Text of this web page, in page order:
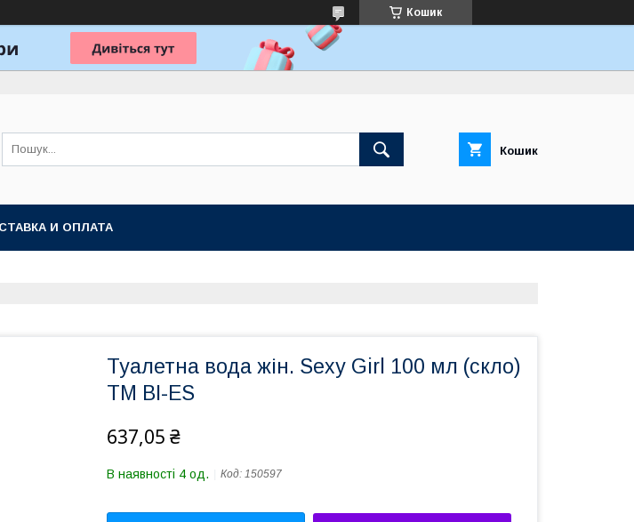
Кошик
Кошик
И ОПЛАТА
Туалетна вода жін. Sexy Girl 100 мл (cкло)
ТМ BI-ES
637,05 ₴
В наявності 4 од. Код: 150597